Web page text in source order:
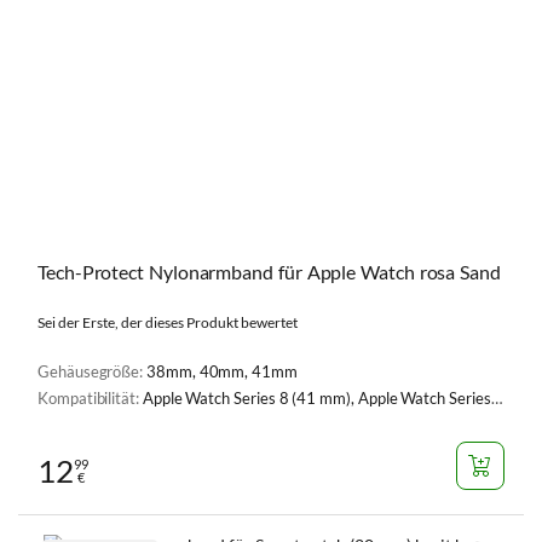
Tech-Protect Nylonarmband für Apple Watch rosa Sand
Sei der Erste, der dieses Produkt bewertet
Gehäusegröße:38mm, 40mm, 41mm
Kompatibilität:Apple Watch Series 8 (41 mm), Apple Watch Series 9 (41 mm), Apple Watch Serie 1, 2, 3 (38 mm), Apple Watch Serie 4, 5, 6, SE, SE 2 (40 mm), Apple Watch Series 7 (41 mm), Apple Watch Series 10 (42 mm)
1299
€